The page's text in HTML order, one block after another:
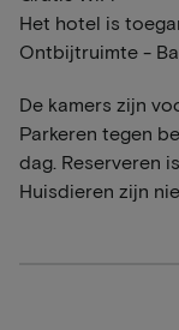
Het hotel is
Ontbijtruimte -
De kamers zijn
Parkeren tegen
dag. Reserveren
Huisdieren zijn